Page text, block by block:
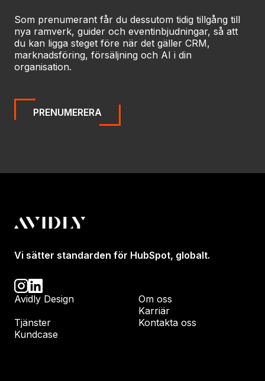
Som prenumerant får du dessutom tidig tillgång till
nya ramverk, guider och eventinbjudningar, så att
du kan ligga steget före när det gäller CRM,
marknadsföring, försäljning och AI i din
organisation.
PRENUMERERA
Vi sätter standarden för HubSpot, globalt.
Avidly Design
Om oss
Karriär
Tjänster
Kundcase
Kontakta oss